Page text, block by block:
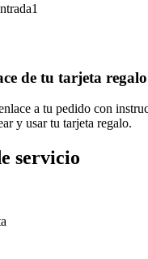
1
de tu tarjeta regalo
a tu pedido con
y usar tu tarjeta regalo.
servicio